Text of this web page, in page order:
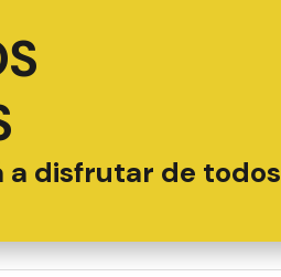
a disfrutar de todos